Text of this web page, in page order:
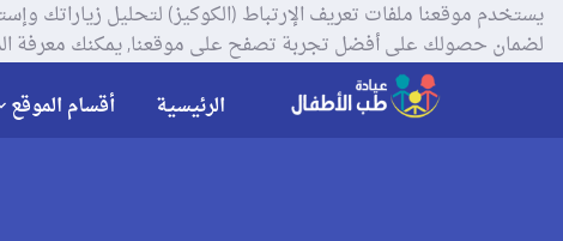
لضمان حصولك على أفضل تجربة تصفح على موقعنا, يمكنك معرفة
الرئيسية أقسام الموقع